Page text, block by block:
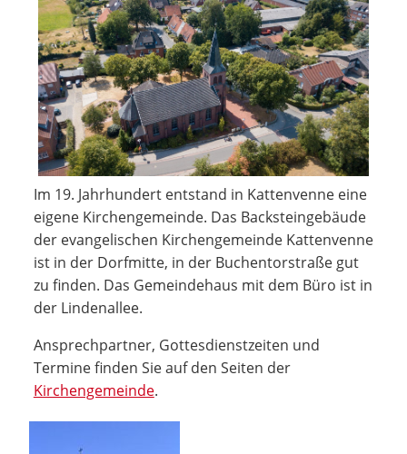
Im 19. Jahrhundert entstand in Kattenvenne eine
eigene Kirchengemeinde. Das Backsteingebäude
der evangelischen Kirchengemeinde Kattenvenne
ist in der Dorfmitte, in der Buchentorstraße gut
zu finden. Das Gemeindehaus mit dem Büro ist in
der Lindenallee.
Ansprechpartner, Gottesdienstzeiten und
Termine finden Sie auf den Seiten der
Kirchengemeinde.